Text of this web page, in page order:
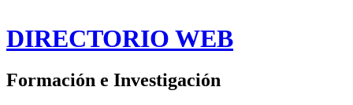
DIRECTORIO WEB
Formación e Investigación